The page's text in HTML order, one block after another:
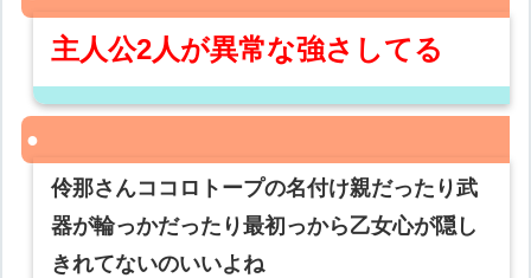
主人公2人が異常な強さしてる
伶那さんココロトープの名付け親だったり武
器が輪っかだったり最初っから乙女心が隠し
きれてないのいいよね